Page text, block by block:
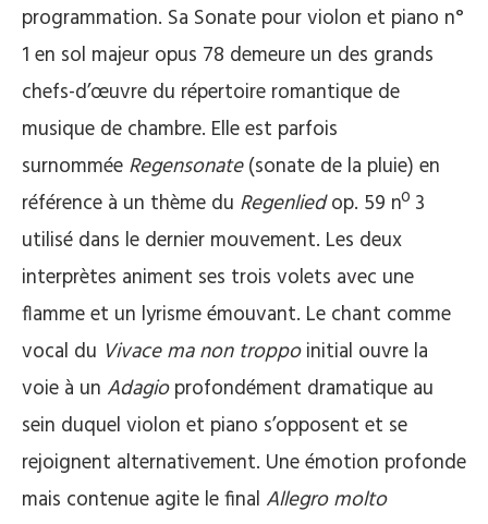
programmation. Sa Sonate pour violon et piano n°
1 en sol majeur opus 78 demeure un des grands
chefs-d’œuvre du répertoire romantique de
musique de chambre. Elle est parfois
surnommée Regensonate(sonate de la pluie) en
référence à un thème du Regenliedop. 59 nº 3
utilisé dans le dernier mouvement. Les deux
interprètes animent ses trois volets avec une
flamme et un lyrisme émouvant. Le chant comme
vocal du Vivace ma non troppoinitial ouvre la
voie à un Adagioprofondément dramatique au
sein duquel violon et piano s’opposent et se
rejoignent alternativement. Une émotion profonde
mais contenue agite le final Allegro molto